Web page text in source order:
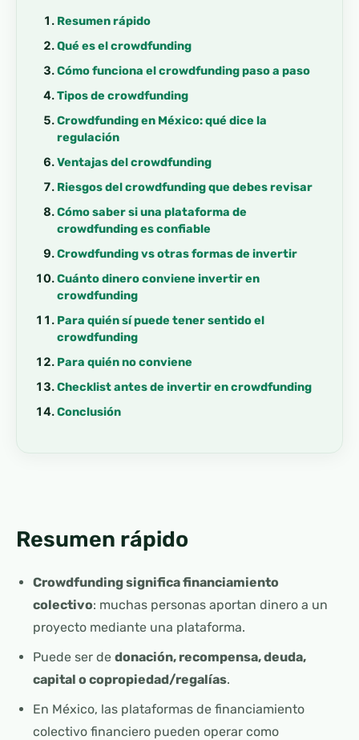
Resumen rápido
Qué es el crowdfunding
Cómo funciona el crowdfunding paso a paso
Tipos de crowdfunding
Crowdfunding en México: qué dice la
regulación
Ventajas del crowdfunding
Riesgos del crowdfunding que debes revisar
Cómo saber si una plataforma de
crowdfunding es confiable
Crowdfunding vs otras formas de invertir
Cuánto dinero conviene invertir en
crowdfunding
Para quién sí puede tener sentido el
crowdfunding
Para quién no conviene
Checklist antes de invertir en crowdfunding
Conclusión
Resumen rápido
Crowdfunding significa financiamiento
colectivo: muchas personas aportan dinero a un
proyecto mediante una plataforma.
Puede ser de donación, recompensa, deuda,
capital o copropiedad/regalías.
En México, las plataformas de financiamiento
colectivo financiero pueden operar como